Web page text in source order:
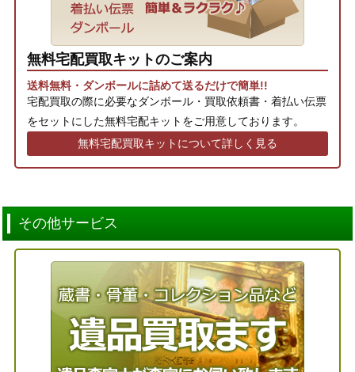
無料宅配買取キットのご案内
送料無料・ダンボールに詰めて送るだけで簡単!!
宅配買取の際に必要なダンボール・買取依頼書・着払い伝票
をセットにした無料宅配キットをご用意しております。
無料宅配買取キットについて詳しく見る
その他サービス